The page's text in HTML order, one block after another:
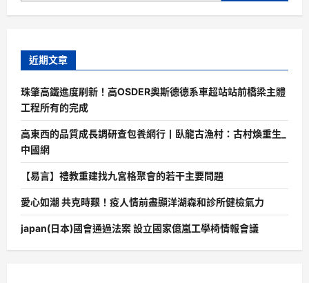
近期文章
珠肇高鐵進度刷新！高OSDER奧斯德德系車超站站前橋梁主體
工程所有的完成
高東西的品質成長調研查包養網行丨臥龍古漁村：古村煥重生_
中國網
【易言】禮教重建找九宮格聚會的若干主要問題
愛心如潮 共克時艱！疫人情前盡顯洋湖森和診所健檢氣力
japan(日本)國會通過法案 設立國家億嵐工學椅情報會議